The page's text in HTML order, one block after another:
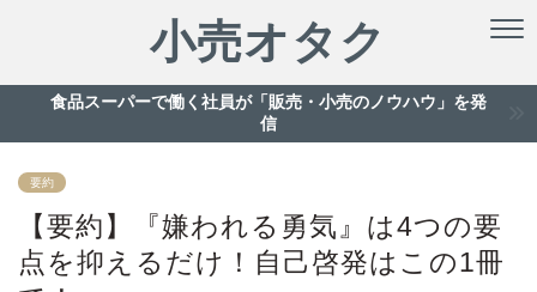
小売オタク
食品スーパーで働く社員が「販売・小売のノウハウ」を発
信
要約
【要約】『嫌われる勇気』は4つの要
点を抑えるだけ！自己啓発はこの1冊